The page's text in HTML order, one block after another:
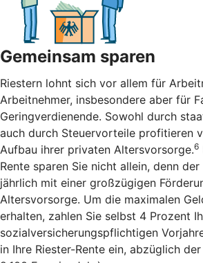
Gemeinsam sparen
Riestern lohnt sich vor allem für
Arbeitnehmer, insbesondere aber für
Geringverdienende. Sowohl durch
auch durch Steuervorteile profitieren
Aufbau ihrer privaten Altersvorsorge.6
Rente sparen Sie nicht allein, denn
jährlich mit einer großzügigen
Altersvorsorge. Um die maximalen
erhalten, zahlen Sie selbst 4 Prozent
sozialversicherungspflichtigen
in Ihre Riester-Rente ein, abzüglich